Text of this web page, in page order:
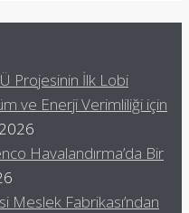
Projesinin İlk Lobi
ve Enerji Verimliliği için
Havalandırma’da Bir
Fabrikası’ndan